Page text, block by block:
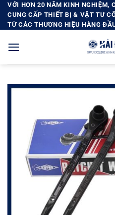
Bỏ
qua
nội
dung
VỚI HƠN 20 NĂM KINH NGHIỆM,
CUNG CẤP THIẾT BỊ & VẬT TƯ
TỪ CÁC THƯƠNG HIỆU HÀNG